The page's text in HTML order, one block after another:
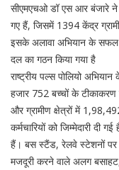
सीएमएचओ डॉ एस आर बंजारे
गए हैं, जिसमें 1394 केंद्र
इसके अलावा अभियान के सफल
दल का गठन किया गया है
राष्ट्रीय पल्स पोलियो
हजार 752 बच्चों के
और ग्रामीण क्षेत्रों में
कर्मचारियों को जिम्मेदारी दी
हैं। बस स्टैंड, रेलवे स्टेशनों पर
मजदूरी करने वाले अलग